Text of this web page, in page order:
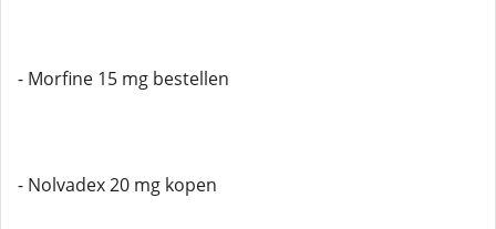
- Morfine 15 mg bestellen
- Nolvadex 20 mg kopen